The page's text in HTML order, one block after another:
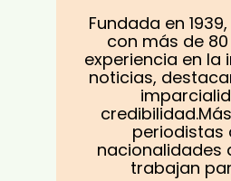
Fundada en
con más de
experiencia en la
noticias,
credibilidad.
periodistas
nacionalidades
trabajan